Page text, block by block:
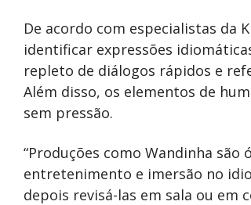
De acordo com especialistas da
identificar expressões
repleto de diálogos rápidos e
Além disso, os elementos de
sem pressão.
“Produções como Wandinha
entretenimento e imersão no
depois revisá-las em sala ou em